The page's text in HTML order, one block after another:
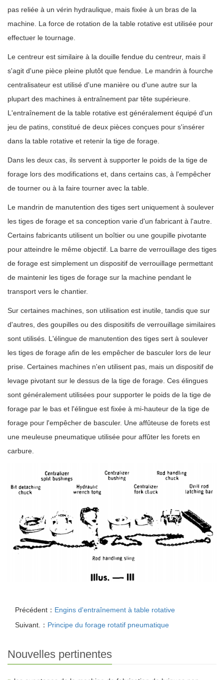
pas reliée à un vérin hydraulique, mais fixée à un bras de la
machine. La force de rotation de la table rotative est utilisée pour
effectuer le tournage.
Le centreur est similaire à la douille fendue du centreur, mais il
s'agit d'une pièce pleine plutôt que fendue. Le mandrin à fourche
centralisateur est utilisé d'une manière ou d'une autre sur la
plupart des machines à entraînement par tête supérieure.
L'entraînement de la table rotative est généralement équipé d'un
jeu de patins, constitué de deux pièces conçues pour s'insérer
dans la table rotative et retenir la tige de forage.
Dans les deux cas, ils servent à supporter le poids de la tige de
forage lors des modifications et, dans certains cas, à l'empêcher
de tourner ou à la faire tourner avec la table.
Le mandrin de manutention des tiges sert uniquement à soulever
les tiges de forage et sa conception varie d'un fabricant à l'autre.
Certains fabricants utilisent un boîtier ou une goupille pivotante
pour atteindre le même objectif. La barre de verrouillage des tiges
de forage est simplement un dispositif de verrouillage permettant
de maintenir les tiges de forage sur la machine pendant le
transport vers le chantier.
Sur certaines machines, son utilisation est inutile, tandis que sur
d'autres, des goupilles ou des dispositifs de verrouillage similaires
sont utilisés. L'élingue de manutention des tiges sert à soulever
les tiges de forage afin de les empêcher de basculer lors de leur
prise. Certaines machines n'en utilisent pas, mais un dispositif de
levage pivotant sur le dessus de la tige de forage. Ces élingues
sont généralement utilisées pour supporter le poids de la tige de
forage par le bas et l'élingue est fixée à mi-hauteur de la tige de
forage pour l'empêcher de basculer. Une affûteuse de forets est
une meuleuse pneumatique utilisée pour affûter les forets en
carbure.
Précédent： Engins d'entraînement à table rotative
Suivant.： Principe du forage rotatif pneumatique
Nouvelles pertinentes